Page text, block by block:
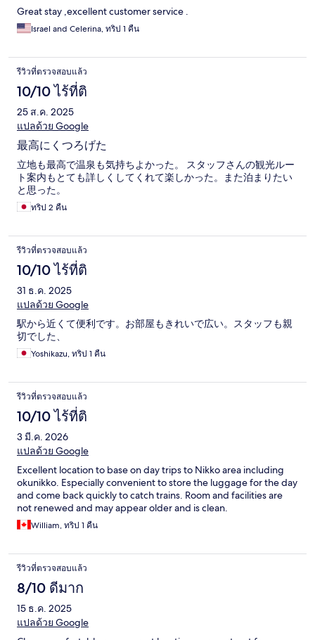
Great stay ,excellent customer service .
Israel and Celerina, ทริป 1 คืน
รีวิวที่ตรวจสอบแล้ว
10/10 ไร้ที่ติ
25 ส.ค. 2025
แปลด้วย Google
最高にくつろげた
立地も最高で温泉も気持ちよかった。 スタッフさんの観光ルー
ト案内もとても詳しくしてくれて楽しかった。また泊まりたい
と思った。
ทริป 2 คืน
รีวิวที่ตรวจสอบแล้ว
10/10 ไร้ที่ติ
31 ธ.ค. 2025
แปลด้วย Google
駅から近くて便利です。お部屋もきれいで広い。スタッフも親
切でした、
Yoshikazu, ทริป 1 คืน
รีวิวที่ตรวจสอบแล้ว
10/10 ไร้ที่ติ
3 มี.ค. 2026
แปลด้วย Google
Excellent location to base on day trips to Nikko area including
okunikko. Especially convenient to store the luggage for the day
and come back quickly to catch trains. Room and facilities are
not renewed and may appear older and is clean.
William, ทริป 1 คืน
รีวิวที่ตรวจสอบแล้ว
8/10 ดีมาก
15 ธ.ค. 2025
แปลด้วย Google